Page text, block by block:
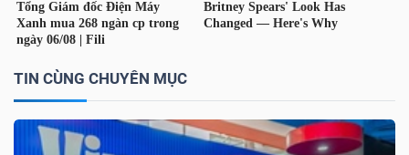
TIN CÙNG CHUYÊN MỤC
Truyền
thông